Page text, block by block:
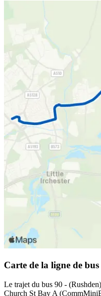
Carte de la ligne de
Le trajet du bus 90 -
Church St Bay A